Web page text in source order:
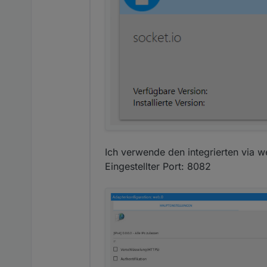
Ich verwende den integrierten via
Eingestellter Port: 8082